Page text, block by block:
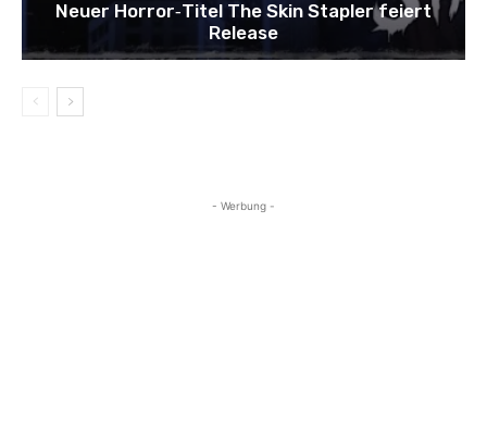
Neuer Horror‑Titel The Skin Stapler feiert
Release
- Werbung -